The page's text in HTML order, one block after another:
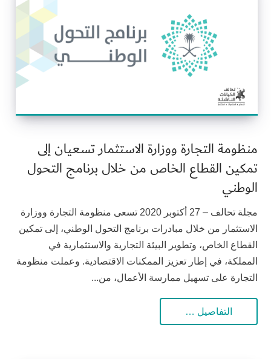
منظومة التجارة ووزارة الاستثمار تسعيان إلى
تمكين القطاع الخاص من خلال برنامج التحول
الوطني
مجلة تحالف – 27 أكتوبر 2020 تسعى منظومة التجارة ووزارة
الاستثمار من خلال مبادرات برنامج التحول الوطني، إلى تمكين
القطاع الخاص، وتطوير البيئة التجارية والاستثمارية في
المملكة، في إطار تعزيز الممكنات الاقتصادية. وعملت منظومة
التجارة على تسهيل ممارسة الأعمال، من...
التفاصيل …